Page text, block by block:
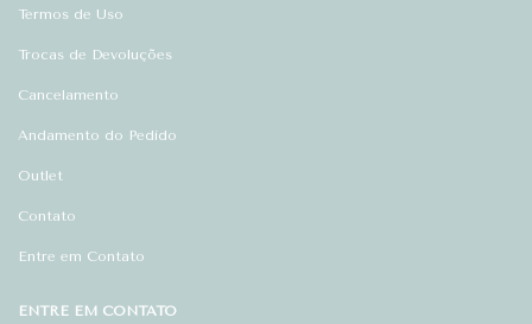
Termos de Uso
Trocas de Devoluções
Cancelamento
Andamento do Pedido
Outlet
Contato
Entre em Contato
ENTRE EM CONTATO